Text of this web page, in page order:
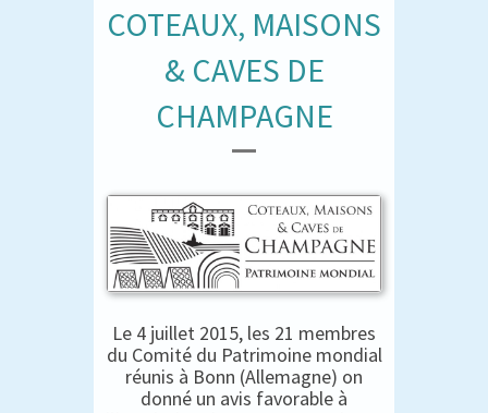
COTEAUX, MAISONS
& CAVES DE
CHAMPAGNE
Le 4 juillet 2015, les 21 membres
du Comité du Patrimoine mondial
réunis à Bonn (Allemagne) on
donné un avis favorable à